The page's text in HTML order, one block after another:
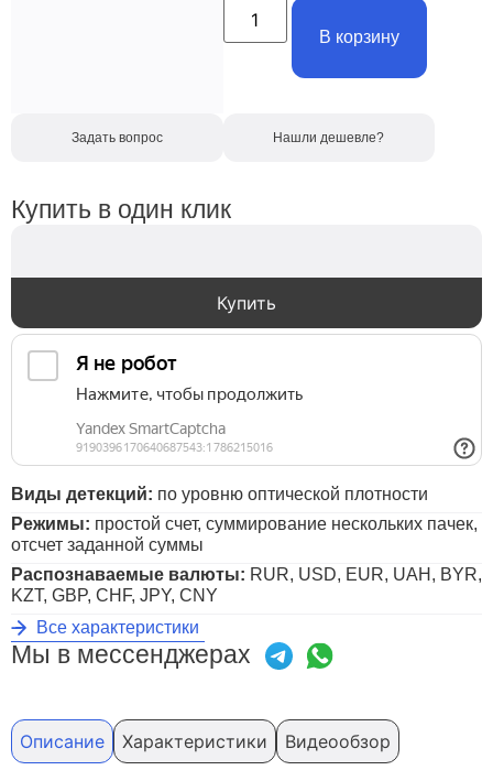
В корзину
Задать вопрос Нашли дешевле?
Купить в один клик
Купить
Виды детекций: по уровню оптической плотности
Режимы: простой счет, суммирование нескольких пачек,
отсчет заданной суммы
Распознаваемые валюты: RUR, USD, EUR, UAH, BYR,
KZT, GBP, CHF, JPY, CNY
Все характеристики
Мы в мессенджерах
Описание Характеристики Видеообзор